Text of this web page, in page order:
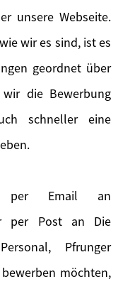
unsere Webseite.
wir es sind, ist es
geordnet über
die Bewerbung
schneller eine
per Email an
per Post an Die
Pfrunger
möchten,